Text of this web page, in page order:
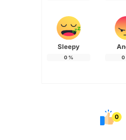
Sleepy
0% 0
0